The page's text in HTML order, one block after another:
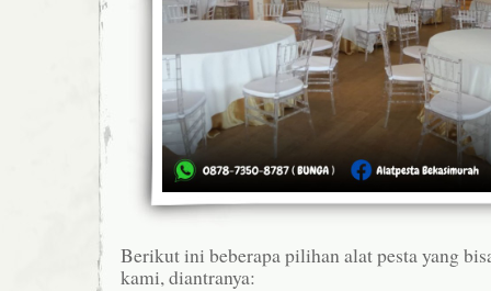
Berikut ini beberapa pilihan alat pesta yang
kami, diantranya: